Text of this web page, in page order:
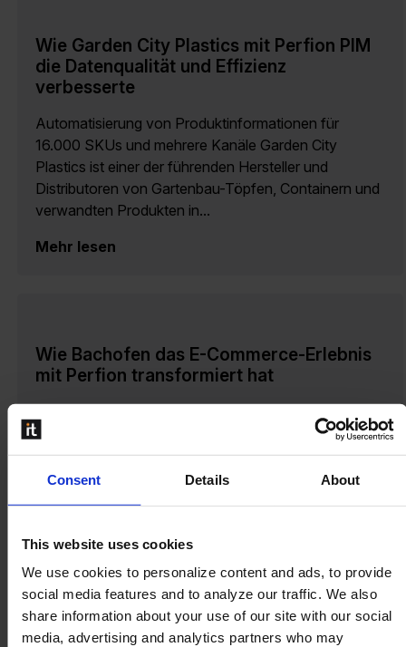
Consent Details About
This website uses cookies
We use cookies to personalize content and ads, to provide
social media features and to analyze our traffic. We also
share information about your use of our site with our social
media, advertising and analytics partners who may
Wie Garden City Plastics mit Perfion PIM
die Datenqualität und Effizienz
verbesserte
Automatisierung von Produktinformationen für
16.000 SKUs und mehrere Kanäle Garden City
Plastics ist einer der führenden Hersteller und
Distributoren von Gartenbau-Töpfen, Containern und
verwandten Produkten in...
Mehr lesen
Wie Bachofen das E-Commerce-Erlebnis
mit Perfion transformiert hat
Produktinformationsmanagement Die Bachofen AG,
ein führender Anbieter für Industrieautomation in
der Schweiz und Liechtenstein, steht für hochwertige